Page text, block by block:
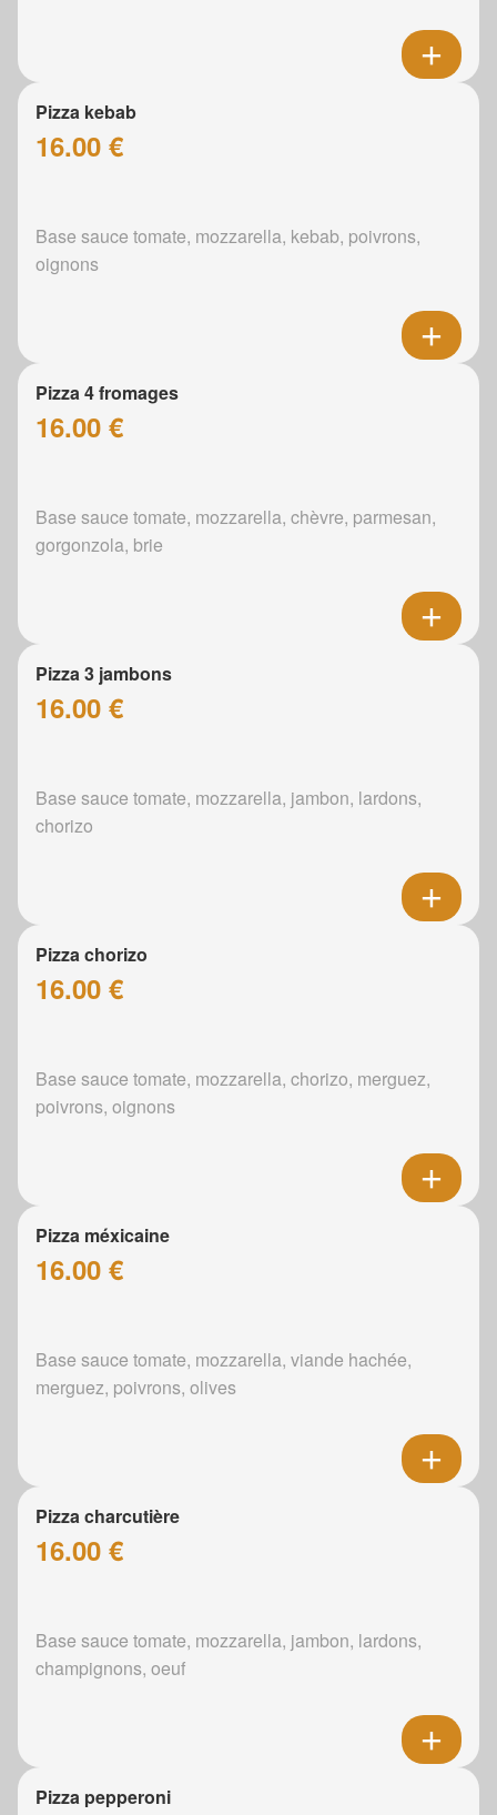
Pizza kebab
16.00 €
Base sauce tomate, mozzarella, kebab, poivrons,
oignons
Pizza 4 fromages
16.00 €
Base sauce tomate, mozzarella, chèvre, parmesan,
gorgonzola, brie
Pizza 3 jambons
16.00 €
Base sauce tomate, mozzarella, jambon, lardons,
chorizo
Pizza chorizo
16.00 €
Base sauce tomate, mozzarella, chorizo, merguez,
poivrons, oignons
Pizza méxicaine
16.00 €
Base sauce tomate, mozzarella, viande hachée,
merguez, poivrons, olives
Pizza charcutière
16.00 €
Base sauce tomate, mozzarella, jambon, lardons,
champignons, oeuf
Pizza pepperoni